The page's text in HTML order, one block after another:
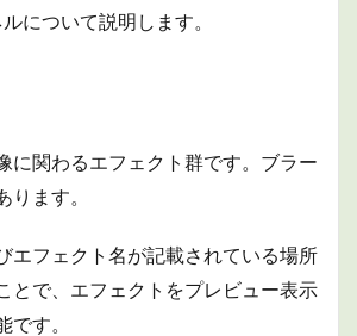
について説明します。
に関わるエフェクト群です。ブラー
ります。
エフェクト名が記載されている場所
とで、エフェクトをプレビュー表示
です。